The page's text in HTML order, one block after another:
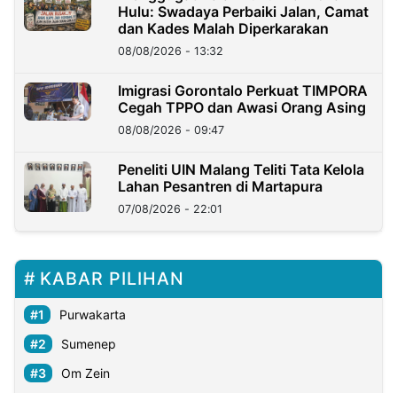
Hulu: Swadaya Perbaiki Jalan, Camat
dan Kades Malah Diperkarakan
08/08/2026 - 13:32
Imigrasi Gorontalo Perkuat TIMPORA
Cegah TPPO dan Awasi Orang Asing
08/08/2026 - 09:47
Peneliti UIN Malang Teliti Tata Kelola
Lahan Pesantren di Martapura
07/08/2026 - 22:01
KABAR PILIHAN
Purwakarta
Sumenep
Om Zein